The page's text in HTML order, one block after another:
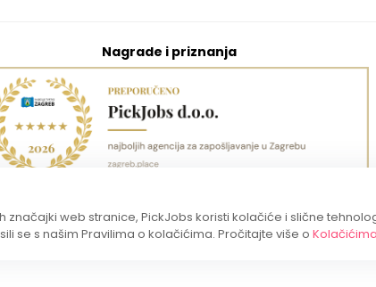
Nagrade i priznanja
web stranice, PickJobs koristi kolačiće i slične
se s našim Pravilima o kolačićima. Pročitajte više o Kolačićima